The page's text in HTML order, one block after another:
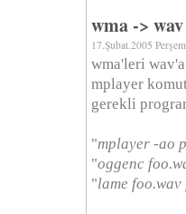
wma ->
17.Şubat.2005
wma'leri
mplayer
gerekli
"mplayer -ao
"oggenc
"lame foo.wav